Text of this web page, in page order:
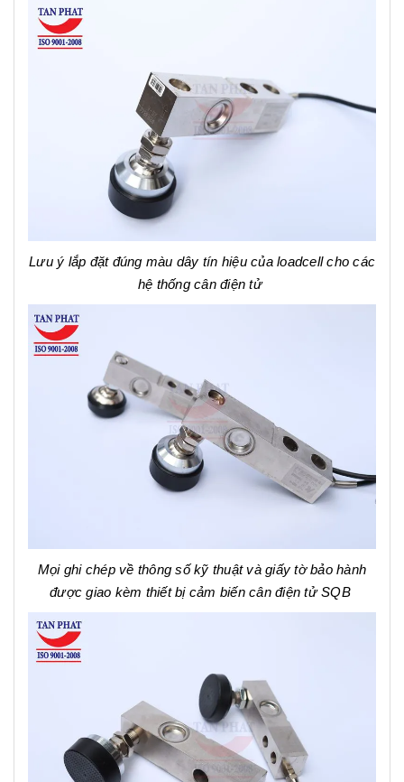
Lưu ý lắp đặt đúng màu dây tín hiệu của loadcell cho các
hệ thống cân điện tử
Mọi ghi chép về thông số kỹ thuật và giấy tờ bảo hành
được giao kèm thiết bị cảm biến cân điện tử SQB